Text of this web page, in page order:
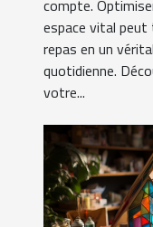
compte.
espace vital
repas en un
quotidienne.
votre...